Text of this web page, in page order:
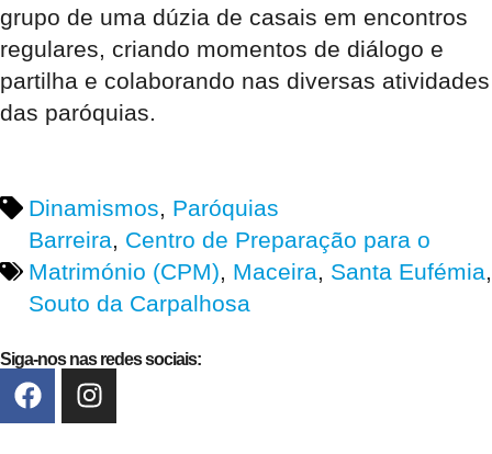
grupo de uma dúzia de casais em encontros
regulares, criando momentos de diálogo e
partilha e colaborando nas diversas atividades
das paróquias.
Dinamismos, Paróquias
Barreira, Centro de Preparação para o
Matrimónio (CPM), Maceira, Santa Eufémia,
Souto da Carpalhosa
Siga-nos nas redes sociais: